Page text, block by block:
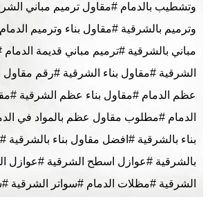
وتشطيب بالدمام #مقاول ترميم مباني
وترميم بالشرقية #مقاول بناء وترميم
مباني بالشرقية #ترميم مباني قديمة الدمام
الشرقية #مقاول بناء الشرقية #رقم مقاول
عظم الدمام #مقاول بناء عظم الشرقية
الدمام #مطلوب مقاول عظم بالمواد في
بناء بالشرقية #افضل مقاول بناء
بالشرقية #عوازل اسطح الشرقية #عوازل
الشرقية #مظلات الدمام #سواتر الشرقية